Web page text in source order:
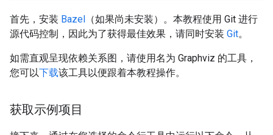
首先，安装 Bazel （如果尚未安装）。本教程使用 Git 进行
源代码控制，因此为了获得最佳效果，请同时安装 Git。
如需直观呈现依赖关系图，请使用名为 Graphviz 的工具，
您可以下载该工具以便跟着本教程操作。
获取示例项目